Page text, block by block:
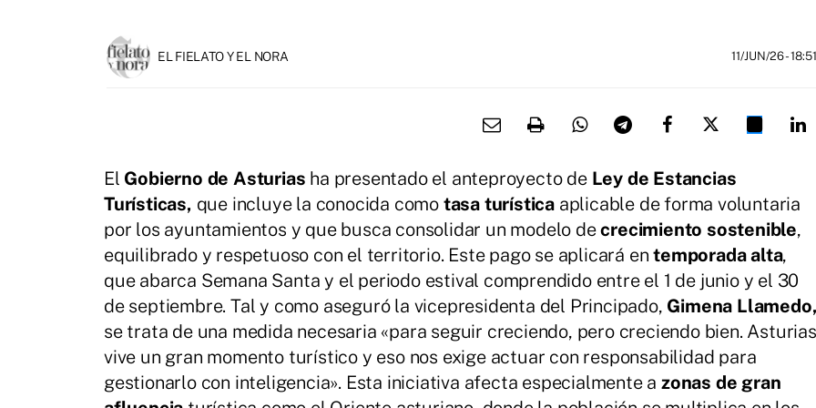
EL FIELATO Y EL NORA 11/JUN/26- 18:51
El Gobierno de Asturias ha presentado el anteproyecto de Ley de Estancias
Turísticas, que incluye la conocida como tasa turística aplicable de forma voluntaria
por los ayuntamientos y que busca consolidar un modelo decrecimiento sostenible,
equilibrado y respetuoso con el territorio. Este pago se aplicará entemporada alta,
que abarca Semana Santa y el periodo estival comprendido entre el 1 de junio y el 30
de septiembre. Tal y como aseguró la vicepresidenta del Principado, Gimena Llamedo,
se trata de una medida necesaria «para seguir creciendo, pero creciendo bien. Asturias
vive un gran momento turístico y eso nos exige actuar con responsabilidad para
gestionarlo con inteligencia». Esta iniciativa afecta especialmente a zonas de gran